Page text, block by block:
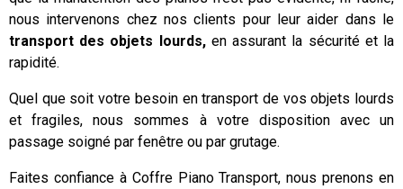
nous intervenons chez nos clients pour leur aider dans le
transport des objets lourds, en assurant la sécurité et la
rapidité.
Quel que soit votre besoin en transport de vos objets lourds
et fragiles, nous sommes à votre disposition avec un
passage soigné par fenêtre ou par grutage.
Faites confiance à Coffre Piano Transport, nous prenons en